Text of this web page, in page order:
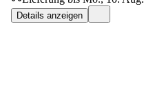
Details anzeigen